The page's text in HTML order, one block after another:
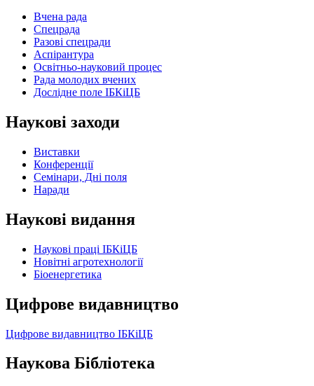
Вчена рада
Спецрада
Разові спецради
Аспірантура
Освітньо-науковий процес
Рада молодих вчених
Дослідне поле ІБКіЦБ
Наукові заходи
Виставки
Конференції
Семінари, Дні поля
Наради
Наукові видання
Наукові праці ІБКіЦБ
Новітні агротехнології
Бiоенергетика
Цифрове видавництво
Цифрове видавництво ІБКіЦБ
Наукова Бібліотека